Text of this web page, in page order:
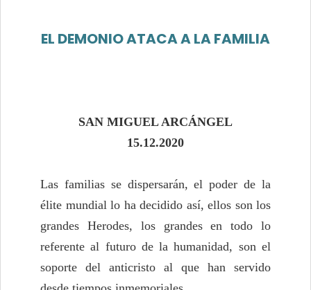
EL DEMONIO ATACA A LA FAMILIA
SAN MIGUEL ARCÁNGEL
15.12.2020
Las familias se dispersarán, el poder de la
élite mundial lo ha decidido así, ellos son los
grandes Herodes, los grandes en todo lo
referente al futuro de la humanidad, son el
soporte del anticristo al que han servido